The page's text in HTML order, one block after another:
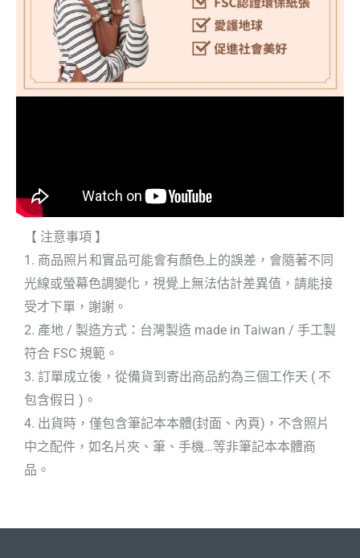
【 注意事項 】
1. 商品照片和實品可能會有顏色上的誤差，會隨著不同
光線或螢幕色調變化，視覺上無法估計差異值，請能接
受才下單，謝謝。
2. 產地 / 製造方式：台灣製造 made in Taiwan / 手工製
符合 FSC 規範。
3. 訂單成立後，從備貨到寄出商品約為三個工作天 ( 不
包含假日 )。
4. 出貨時，僅包含筆記本本體(封面、內頁)，不含照片
中之配件，如名片夾、筆、手機…等非筆記本本體商
品。